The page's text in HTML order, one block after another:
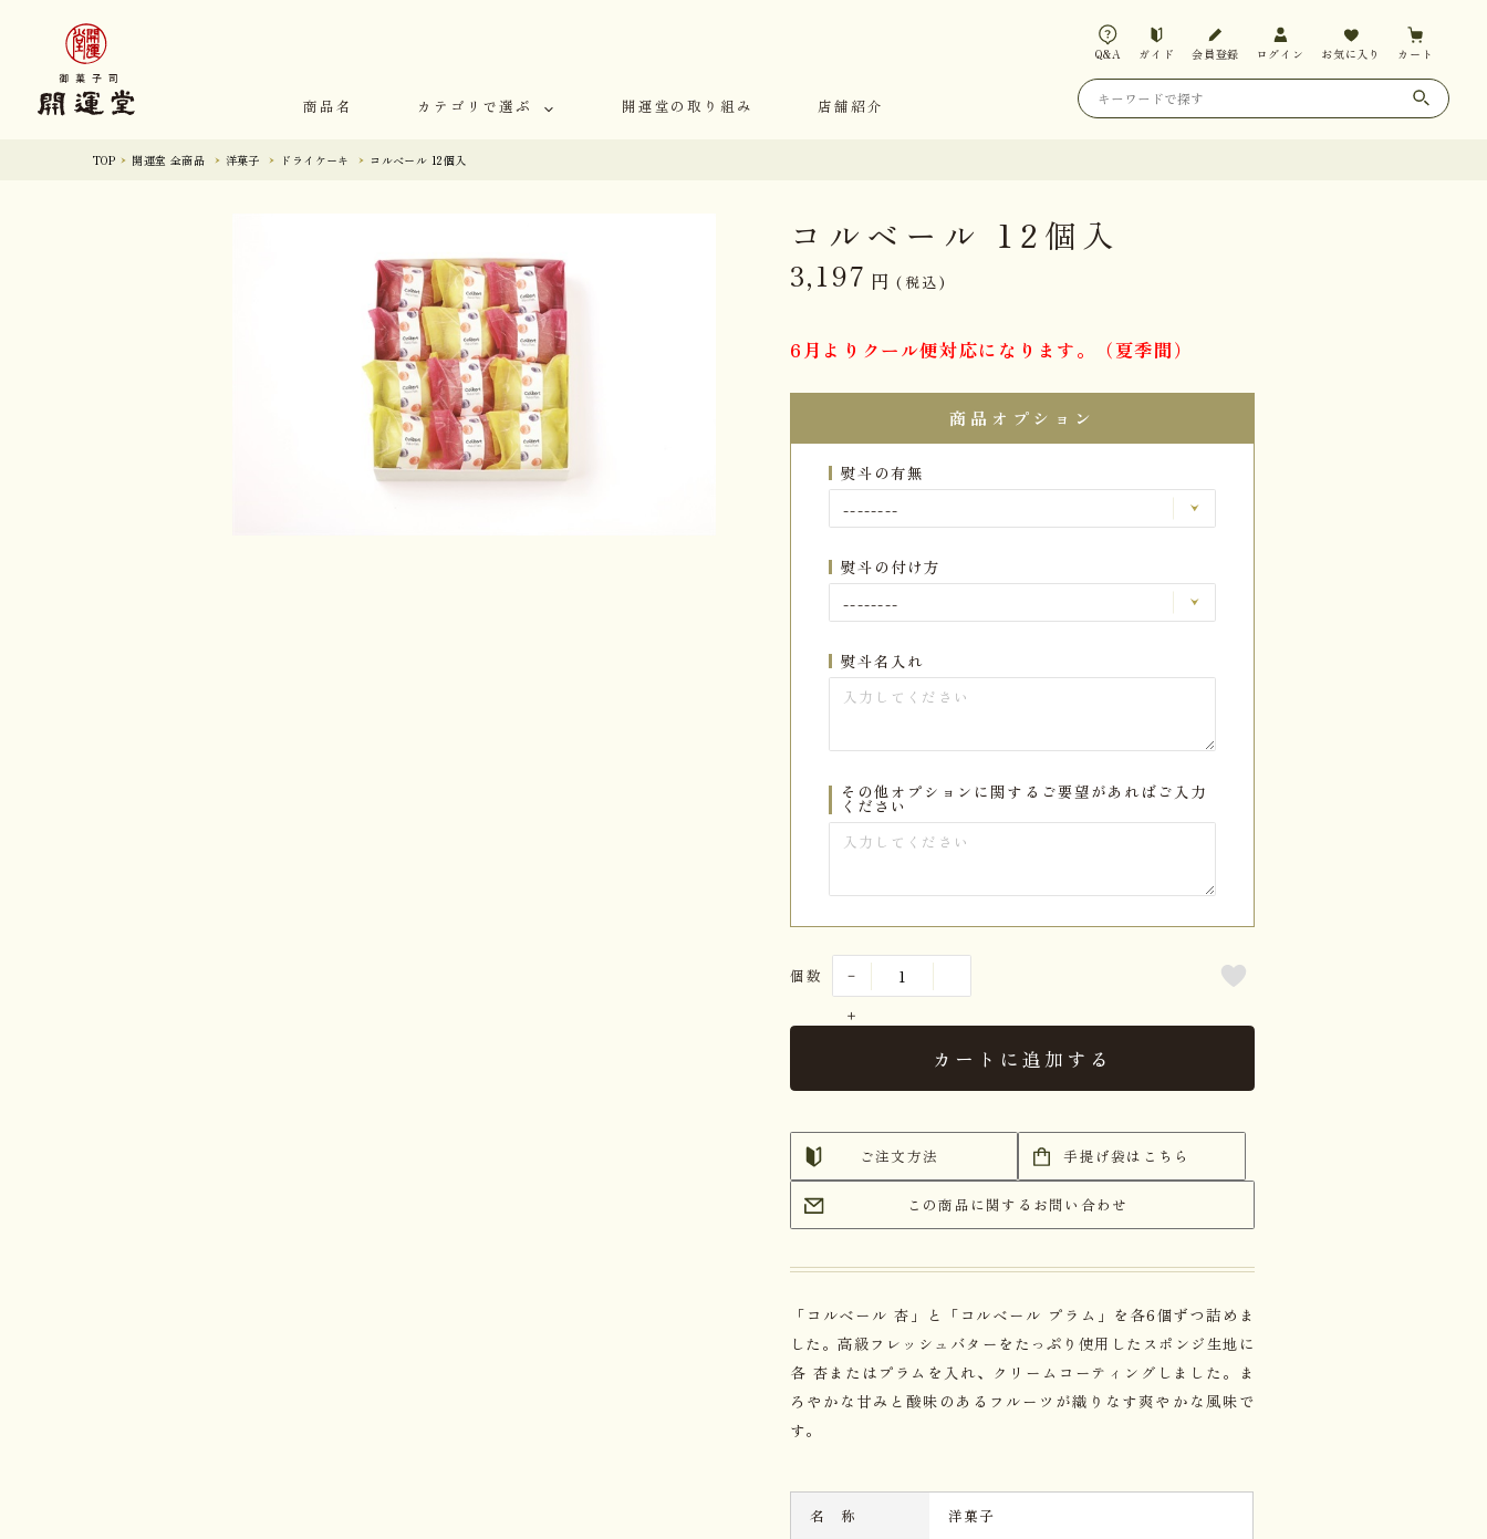
商品名 カテゴリで選ぶ 開運堂の取り組み 店舗紹介
Q&A ガイド 会員登録 ログイン お気に入り カート
TOP 開運堂 全商品 洋菓子 ドライケーキ コルベール 12個入
コルベール 12個入
3,197 円 (税込)
6月よりクール便対応になります。（夏季間）
商品オプション
熨斗の有無
熨斗の付け方
熨斗名入れ
その他オプションに関するご要望があればご入力
ください
個数
カートに追加する
ご注文方法 手提げ袋はこちら
この商品に関するお問い合わせ
「コルベール 杏」と「コルベール プラム」を各6個ずつ詰めま
した。高級フレッシュバターをたっぷり使用したスポンジ生地に
各 杏またはプラムを入れ、クリームコーティングしました。ま
ろやかな甘みと酸味のあるフルーツが織りなす爽やかな風味で
す。
名 称 洋菓子